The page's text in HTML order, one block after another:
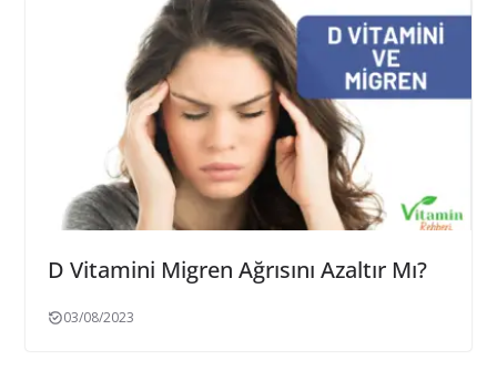
D Vitamini Migren Ağrısını Azaltır Mı?
03/08/2023